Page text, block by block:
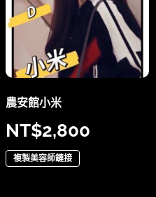
農安館小米
NT$2,800
複製美容師鏈接